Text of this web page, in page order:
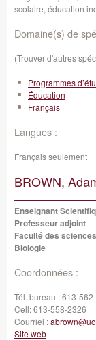
scolaire, éducation
Domaine(s) de
(Trouver d'autres
Programmes
Éducation
Français
Langues :
Français seulement
BROWN,
Enseignant
Professeur adjoint
Faculté des sciences
Biologie
Coordonnées :
Tél. bureau :613-
Cell:613-558-2326
Courriel :
Site web